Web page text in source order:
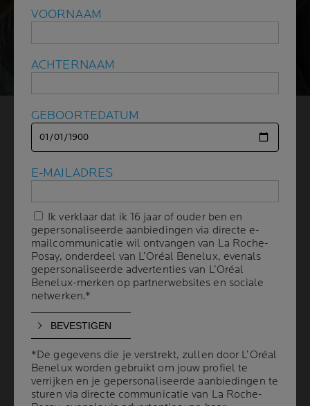
OMGEVINGSVEROUDERIN
G:
DE BELANGRIJKSTE
FACTOREN
2 min leestijd| 28 januari 2025
DE DONKERE KANT VAN DE ZON: EEN
VOLLEDIG SPECTRUM VAN SCHADELIJKE
EFFECTEN VAN BUITENAF
VERVUILING: EEN STILLE BEDREIGING VOOR DE
HUID
VOORNAAM
ACHTERNAAM
GEBOORTEDATUM
E-MAILADRES
Ik verklaar dat ik 16 jaar of ouder ben en
gepersonaliseerde aanbiedingen via directe e-
mailcommunicatie wil ontvangen van La Roche-
Posay, onderdeel van L’Oréal Benelux, evenals
gepersonaliseerde advertenties van L’Oréal
Benelux-merken op partnerwebsites en sociale
netwerken.*
*De gegevens die je verstrekt, zullen door L’Oréal
Benelux worden gebruikt om jouw profiel te
verrijken en je gepersonaliseerde aanbiedingen te
sturen via directe communicatie van La Roche-
VOORNAAM
ACHTERNAAM
GEBOORTEDATUM
E-MAILADRES
Ik verklaar dat ik 16 jaar of ouder ben en
gepersonaliseerde aanbiedingen via directe e-
mailcommunicatie wil ontvangen van La Roche-
Posay, onderdeel van L’Oréal Benelux, evenals
gepersonaliseerde advertenties van L’Oréal
Benelux-merken op partnerwebsites en sociale
netwerken.*
*De gegevens die je verstrekt, zullen door L’Oréal
Benelux worden gebruikt om jouw profiel te
verrijken en je gepersonaliseerde aanbiedingen te
sturen via directe communicatie van La Roche-